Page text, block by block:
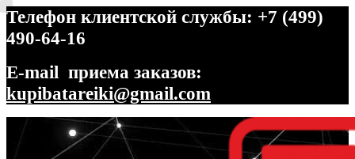
Телефон клиентской службы: +7 (499)
490-64-16
E-mail приема заказов:
kupibatareiki@gmail.com
Перейти
навигации
Перейти
содержимому